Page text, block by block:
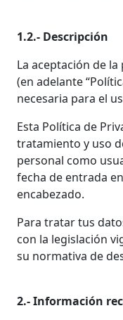
REVELACION
HALLOWEEN
OUTLET
HORARIO DE TIENDA
1.2.- Descripción
La aceptación de
(en adelante
necesaria para el
Esta Política de
tratamiento y uso
personal como
fecha de entrada
encabezado.
Para tratar tus
con la legislación
su normativa de
2.- Información